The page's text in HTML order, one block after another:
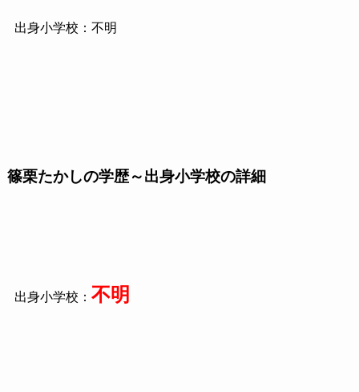
出身小学校：不明
篠栗たかしの学歴～出身小学校の詳細
出身小学校： 不明